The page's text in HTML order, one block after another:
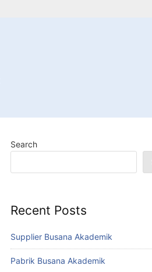
Search
Recent Posts
Supplier Busana Akademik
Pabrik Busana Akademik